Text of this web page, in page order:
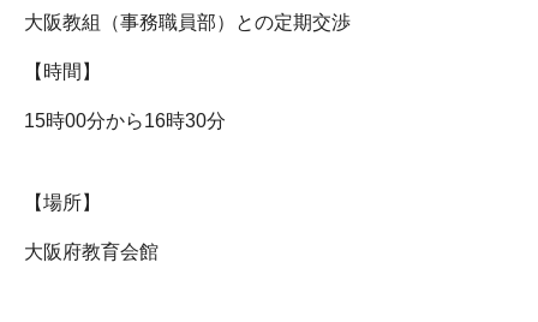
大阪教組（事務職員部）との定期交渉
【時間】
15時00分から16時30分
【場所】
大阪府教育会館